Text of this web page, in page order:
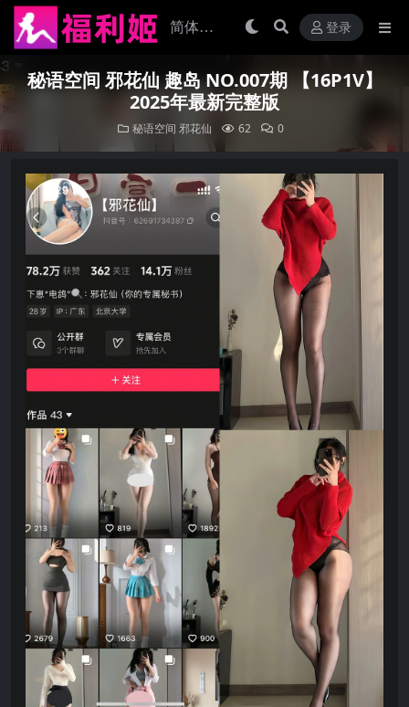
登录
秘语空间 邪花仙 趣岛 NO.007期 【16P1V】
2025年最新完整版
秘语空间 邪花仙 62 0